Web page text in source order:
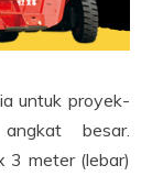
untuk proyek-
besar.
3 meter (lebar)